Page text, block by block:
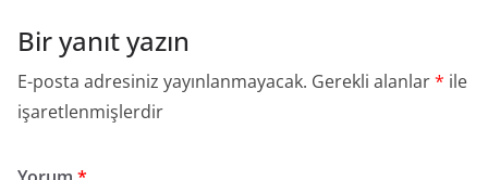
Bir yanıt yazın
E-posta adresiniz yayınlanmayacak. Gerekli alanlar* ile
işaretlenmişlerdir